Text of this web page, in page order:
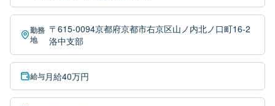
勤務
地
〒615-0094京都府京都市右京区山ノ内北ノ口町16-2
洛中支部
給与月給40万円